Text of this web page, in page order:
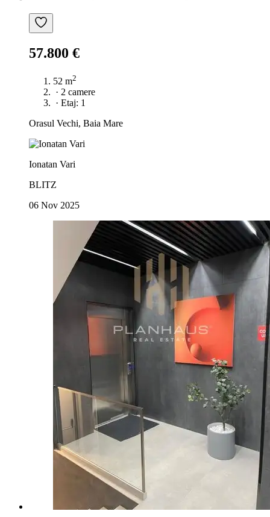
57.800 €
52 m2
· 2 camere
· Etaj: 1
Orasul Vechi, Baia Mare
Ionatan Vari
BLITZ
06 Nov 2025